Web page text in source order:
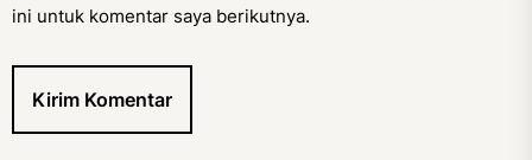
ini untuk komentar saya berikutnya.